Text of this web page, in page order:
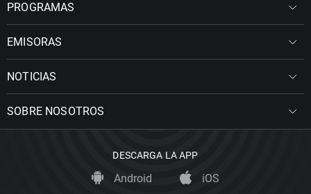
PROGRAMAS
EMISORAS
NOTICIAS
SOBRE NOSOTROS
DESCARGA LA APP
Android iOS